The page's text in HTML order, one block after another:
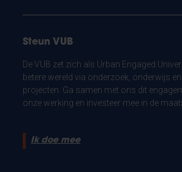
Steun VUB
De VUB zet zich als Urban Engaged
betere wereld via onderzoek, onderwijs
projecten. Ga samen met ons dit
onze werking en investeer mee in de
Ik doe mee